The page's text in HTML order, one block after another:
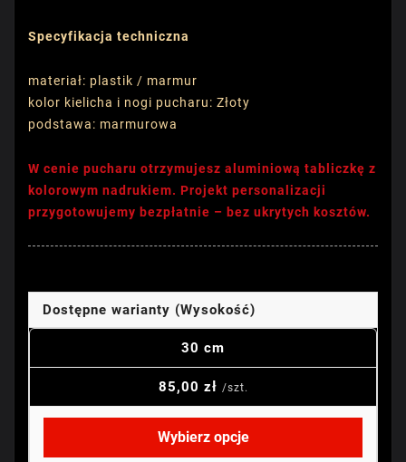
Specyfikacja techniczna
materiał: plastik / marmur
kolor kielicha i nogi pucharu: Złoty
podstawa: marmurowa
W cenie pucharu otrzymujesz aluminiową tabliczkę z
kolorowym nadrukiem. Projekt personalizacji
przygotowujemy bezpłatnie – bez ukrytych kosztów.
Dostępne warianty (Wysokość)
30 cm
85,00 zł /szt.
Wybierz opcje